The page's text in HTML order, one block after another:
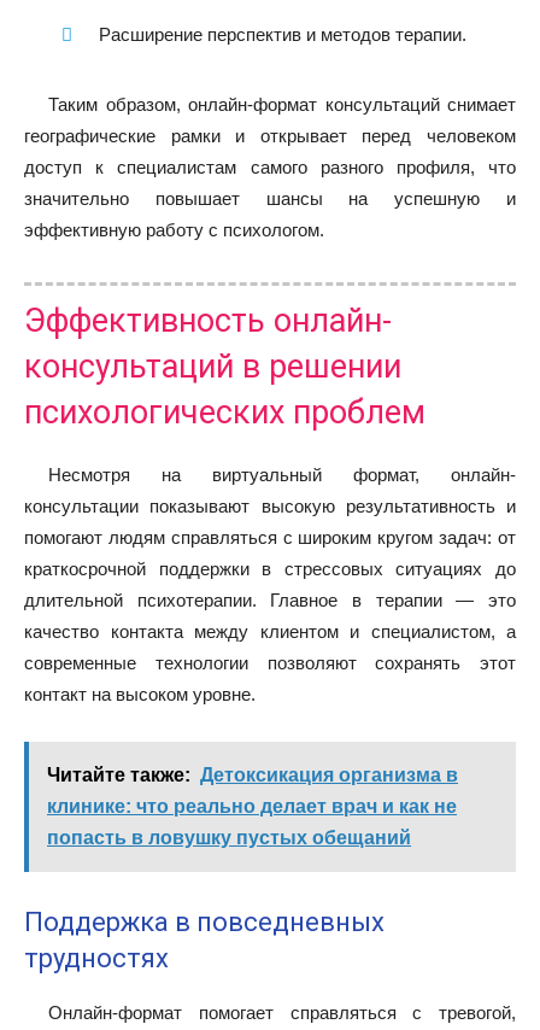
Расширение перспектив и методов терапии.
Таким образом, онлайн-формат консультаций снимает
географические рамки и открывает перед человеком
доступ к специалистам самого разного профиля, что
значительно повышает шансы на успешную и
эффективную работу с психологом.
Эффективность онлайн-
консультаций в решении
психологических проблем
Несмотря на виртуальный формат, онлайн-
консультации показывают высокую результативность и
помогают людям справляться с широким кругом задач: от
краткосрочной поддержки в стрессовых ситуациях до
длительной психотерапии. Главное в терапии — это
качество контакта между клиентом и специалистом, а
современные технологии позволяют сохранять этот
контакт на высоком уровне.
Читайте также: Детоксикация организма в
клинике: что реально делает врач и как не
попасть в ловушку пустых обещаний
Поддержка в повседневных
трудностях
Онлайн-формат помогает справляться с тревогой,